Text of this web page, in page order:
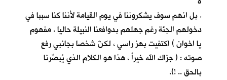
. بل انهم سوف يشكروننا في يوم القيامة لأننا كنا سببا في
دخولهم الجنّة رغم جهلهم بدوافعنا النبيلة حاليا . مفهوم
يا اخوان ) اكتفيت بهز راسي ، لكنّ شخصا بجانبي رفع
صوته : ( جزاك الله خيراً ، هذا هو الكلام الذي يُبصِّرنا
بالحق .. !).